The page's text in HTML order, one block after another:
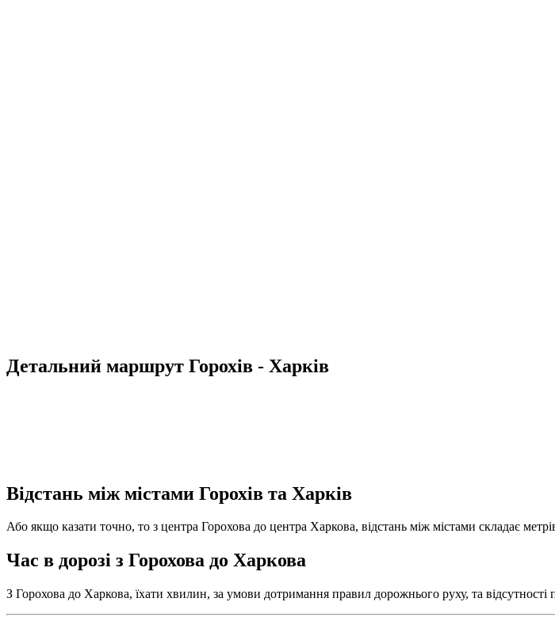
Детальний маршрут Горохів - Харків
Відстань між містами Горохів та Харків
Або якщо казати точно, то з центра Горохова до центра Харкова, відстань між містами складає
Час в дорозі з Горохова до Харкова
З Горохова до Харкова, їхати хвилин, за умови дотримання правил дорожнього руху, та відсутності